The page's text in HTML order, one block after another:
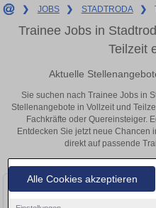
Alle Cookies akzeptieren
❯ JOBS ❯ STADTRODA ❯
Trainee Jobs in
Teilzeit
Aktuelle
Sie suchen nach Trainee Jobs in
Stellenangebote in Vollzeit und
Fachkräfte oder Quereinsteiger.
Entdecken Sie jetzt neue Chancen
direkt auf passende